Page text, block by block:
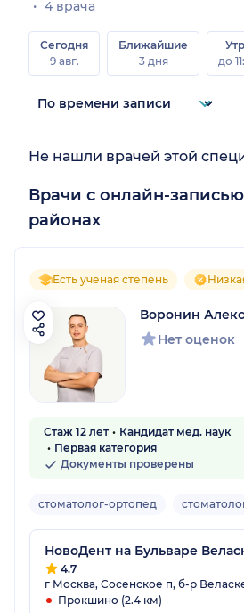
4 врача
Сегодня
9 авг.
Ближайшие
3 дня
до
Не нашли врачей этой
Врачи с онлайн-
районах
Есть ученая степень
Воронин
Нет оценок
Стаж 12 лет
Кандидат мед. наук
Первая категория
Документы проверены
стоматолог-ортопед
НовоДент на ​Бульваре
4.7
г Москва, Сосенское п, б-р
Прокшино (2.4 км)